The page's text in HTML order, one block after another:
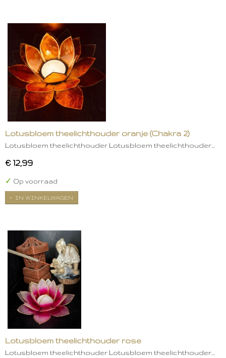
Lotusbloem theelichthouder oranje (Chakra 2)
Lotusbloem theelichthouder Lotusbloem theelichthouder…
€ 12,99
✓ Op voorraad
IN WINKELWAGEN
Lotusbloem theelichthouder rose
Lotusbloem theelichthouder Lotusbloem theelichthouder…